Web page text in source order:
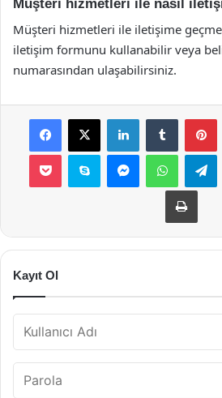
Müşteri hizmetleri ile nasıl
Müşteri hizmetleri ile iletişime
iletişim formunu kullanabilir veya
numarasından ulaşabilirsiniz.
Facebook
X LinkedInTumblr
Pocket Skype Messenger
Kayıt Ol